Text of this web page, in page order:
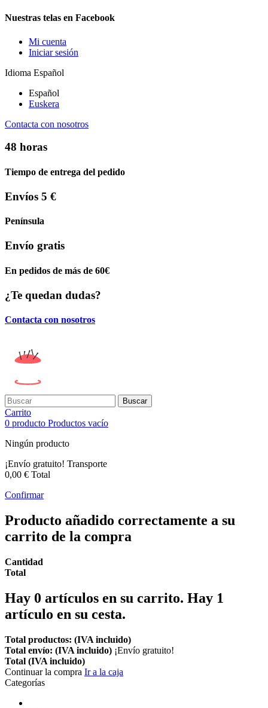
Nuestras telas en Facebook
Mi cuenta
Iniciar sesión
Idioma Español
Español
Euskera
Contacta con nosotros
48 horas
Tiempo de entrega del pedido
Envíos 5 €
Península
Envío gratis
En pedidos de más de 60€
¿Te quedan dudas?
Contacta con nosotros
Buscar
Carrito
0 producto Productos vacío
Ningún producto
¡Envío gratuito! Transporte
0,00 € Total
Confirmar
Producto añadido correctamente a su
carrito de la compra
Cantidad
Total
Hay 0 artículos en su carrito. Hay 1
artículo en su cesta.
Total productos: (IVA incluido)
Total envío: (IVA incluido) ¡Envío gratuito!
Total (IVA incluido)
Continuar la compra Ir a la caja
Categorías